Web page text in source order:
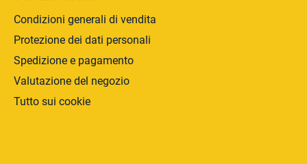
Condizioni generali di vendita
Protezione dei dati personali
Spedizione e pagamento
Valutazione del negozio
Tutto sui cookie